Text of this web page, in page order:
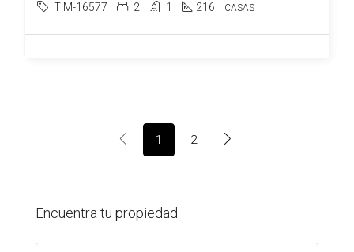
TIM-16577 2 1 216 CASAS
1 2
Encuentra tu propiedad